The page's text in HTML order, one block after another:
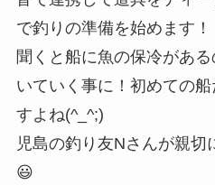
で釣りの準備を始めます！
聞くと船に魚の保冷があ
いていく事に！初めての
すよね(^_^;)
児島の釣り友Nさんが親切
😃